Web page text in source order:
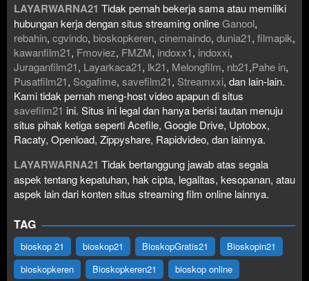
LAYARWARNA21 Tidak pernah bekerja sama atau memiliki
hubungan kerja dengan situs streaming onlineGanool,
rebahin, cgvindo, bioskopkeren, cinemaindo, dunia21, filmapik,
kawanfilm21, Fmoviez, FMZM, indoxx1, indoxxi,
Juraganfilm21, Layarkaca21, lk21, Melongfilm, nb21,Pahe in,
Pusatfilm21, Sogafime, savefilm21, Streamxxi, dan lain-lain.
Kami tidak pernah meng-host video apapun di situs
savefilm21 ini. Situs ini legal dan hanya berisi tautan menuju
situs pihak ketiga seperti Acefile, Google Drive, Uptobox,
Racaty, Openload, Zippyshare, Rapidvideo, dan lainnya.
LAYARWARNA21 Tidak bertanggung jawab atas segala
aspek tentang kepatuhan, hak cipta, legalitas, kesopanan, atau
aspek lain dari konten situs streaming film online lainnya.
TAG
bioskop 21 bioskop21 BioskopGratis21
Bioskopin21
bioskopkeren
Bioskopkeren21 bioskop online